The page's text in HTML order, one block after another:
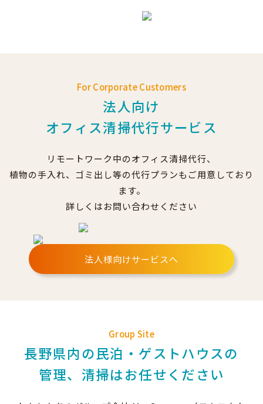
For Corporate Customers
法人向け
オフィス清掃代行サービス
リモートワーク中のオフィス清掃代行、
植物の手入れ、ゴミ出し等の代行プランもご用意しており
ます。
詳しくはお問い合わせください
法人様向けサービスへ
Group Site
長野県内の民泊・ゲストハウスの
管理、清掃はお任せください